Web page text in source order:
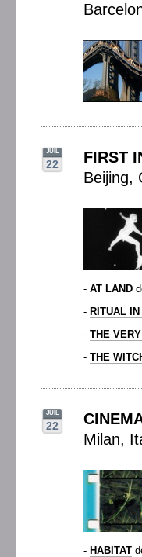
JUIL
22
FIRST
Beijing,
- AT LAND
- RITUAL
- THE
- THE
JUIL
22
Milan,
- HABITAT